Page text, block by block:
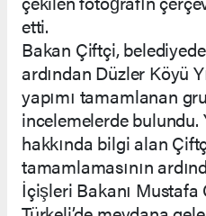
etti.
Bakan Çiftçi,
ardından Düzler Köyü
yapımı tamamlanan
incelemelerde
hakkında bilgi alan
tamamlamasının
İçişleri Bakanı Mustafa